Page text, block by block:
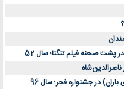
صحنه فیلم تنگنا؛ سال 52
در جشنواره فجر؛ سال 96